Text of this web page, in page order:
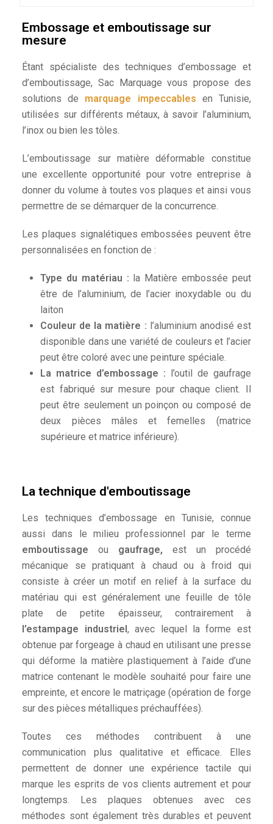
Embossage et emboutissage sur
mesure
Étant spécialiste des techniques d’embossage et
d’emboutissage, Sac Marquage vous propose des
solutions de marquage impeccables en Tunisie,
utilisées sur différents métaux, à savoir l’aluminium,
l’inox ou bien les tôles.
L’emboutissage sur matière déformable constitue
une excellente opportunité pour votre entreprise à
donner du volume à toutes vos plaques et ainsi vous
permettre de se démarquer de la concurrence.
Les plaques signalétiques embossées peuvent être
personnalisées en fonction de :
Type du matériau : la Matière embossée peut
être de l’aluminium, de l’acier inoxydable ou du
laiton
Couleur de la matière : l’aluminium anodisé est
disponible dans une variété de couleurs et l’acier
peut être coloré avec une peinture spéciale.
La matrice d’embossage : l’outil de gaufrage
est fabriqué sur mesure pour chaque client. Il
peut être seulement un poinçon ou composé de
deux pièces mâles et femelles (matrice
supérieure et matrice inférieure).
La technique d'emboutissage
Les techniques d’embossage en Tunisie, connue
aussi dans le milieu professionnel par le terme
emboutissage ou gaufrage, est un procédé
mécanique se pratiquant à chaud ou à froid qui
consiste à créer un motif en relief à la surface du
matériau qui est généralement une feuille de tôle
plate de petite épaisseur, contrairement à
l’estampage industriel, avec lequel la forme est
obtenue par forgeage à chaud en utilisant une presse
qui déforme la matière plastiquement à l’aide d’une
matrice contenant le modèle souhaité pour faire une
empreinte, et encore le matriçage (opération de forge
sur des pièces métalliques préchauffées).
Toutes ces méthodes contribuent à une
communication plus qualitative et efficace. Elles
permettent de donner une expérience tactile qui
marque les esprits de vos clients autrement et pour
longtemps. Les plaques obtenues avec ces
méthodes sont également très durables et peuvent